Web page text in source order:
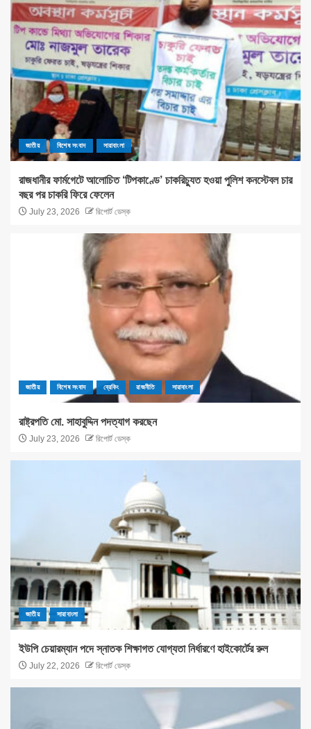
জাতীয় বিশেষ সংবাদ সারাবাংলা
রাজধানীর ফার্মগেটে আলোচিত ‘টিপকাণ্ডে’ চাকরিচ্যুত হওয়া পুলিশ কনস্টেবল চার
বছর পর চাকরি ফিরে ফেলেন
July 23, 2026 রিপোর্ট ডেস্ক
জাতীয় বিশেষ সংবাদ ব্রেকিং রাজনীতি সারাবাংলা
রাষ্ট্রপতি মো. সাহাবুদ্দিন পদত্যাগ করছেন
July 23, 2026 রিপোর্ট ডেস্ক
জাতীয় সারাবাংলা
ইউপি চেয়ারম্যান পদে স্নাতক শিক্ষাগত যোগ্যতা নির্ধারণে হাইকোর্টের রুল
July 22, 2026 রিপোর্ট ডেস্ক